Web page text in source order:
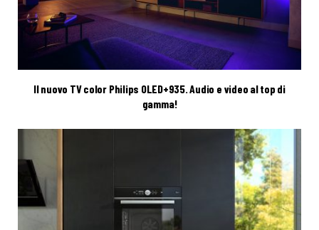
Il nuovo TV color Philips OLED+935. Audio e video al top di
gamma!